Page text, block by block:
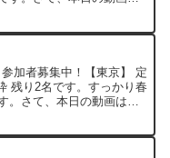
加者募集中！【東京】 定
残り2名です。すっかり春
。さて、本日の動画は